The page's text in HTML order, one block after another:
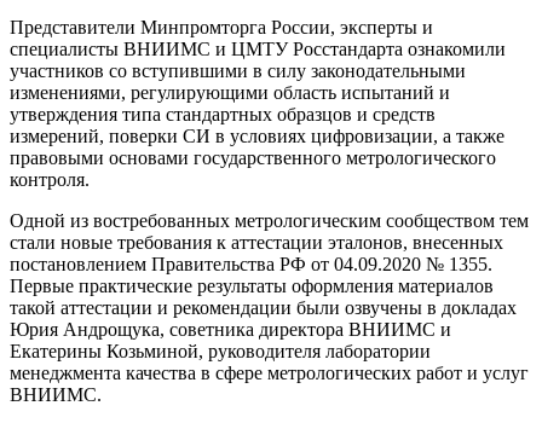
Представители Минпромторга России, эксперты и
специалисты ВНИИМС и ЦМТУ Росстандарта ознакомили
участников со вступившими в силу законодательными
изменениями, регулирующими область испытаний и
утверждения типа стандартных образцов и средств
измерений, поверки СИ в условиях цифровизации, а также
правовыми основами государственного метрологического
контроля.
Одной из востребованных метрологическим сообществом тем
стали новые требования к аттестации эталонов, внесенных
постановлением Правительства РФ от 04.09.2020 № 1355.
Первые практические результаты оформления материалов
такой аттестации и рекомендации были озвучены в докладах
Юрия Андрощука, советника директора ВНИИМС и
Екатерины Козьминой, руководителя лаборатории
менеджмента качества в сфере метрологических работ и услуг
ВНИИМС.